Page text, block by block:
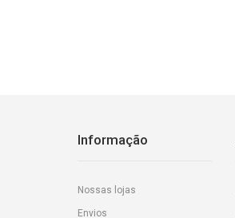
Informação
Nossas lojas
Envios